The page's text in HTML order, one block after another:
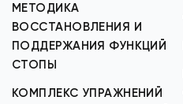
МЕТОДИКА
ВОССТАНОВЛЕНИЯ И
ПОДДЕРЖАНИЯ ФУНКЦИЙ
СТОПЫ
КОМПЛЕКС УПРАЖНЕНИЙ